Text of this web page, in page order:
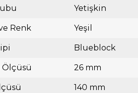
Yetişkin
Renk Yeşil
Blueblock
Ölçüsü 26 mm
140 mm